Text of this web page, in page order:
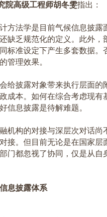
院高级工程师胡冬雯指出：
方法学是目前气候信息披
缺乏规范化的定义。此外，
标准设定下产生多套数据。
管理效果。
给披露对象带来执行层面
成本。如何在综合考虑现
信息披露是待解难题。
机构的对接与深层次对话
接。但目前无论是在国家
门都忽视了协同，仅是从自
息披露体系